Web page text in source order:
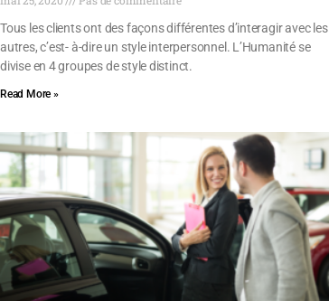
Tous les clients ont des façons différentes d’interagir avec les
autres, c’est- à-dire un style interpersonnel. L’Humanité se
divise en 4 groupes de style distinct.
Read More »